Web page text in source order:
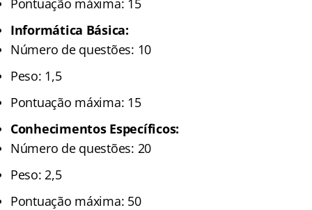
Pontuação máxima: 15
Informática Básica:
Número de questões: 10
Peso: 1,5
Pontuação máxima: 15
Conhecimentos Específicos:
Número de questões: 20
Peso: 2,5
Pontuação máxima: 50